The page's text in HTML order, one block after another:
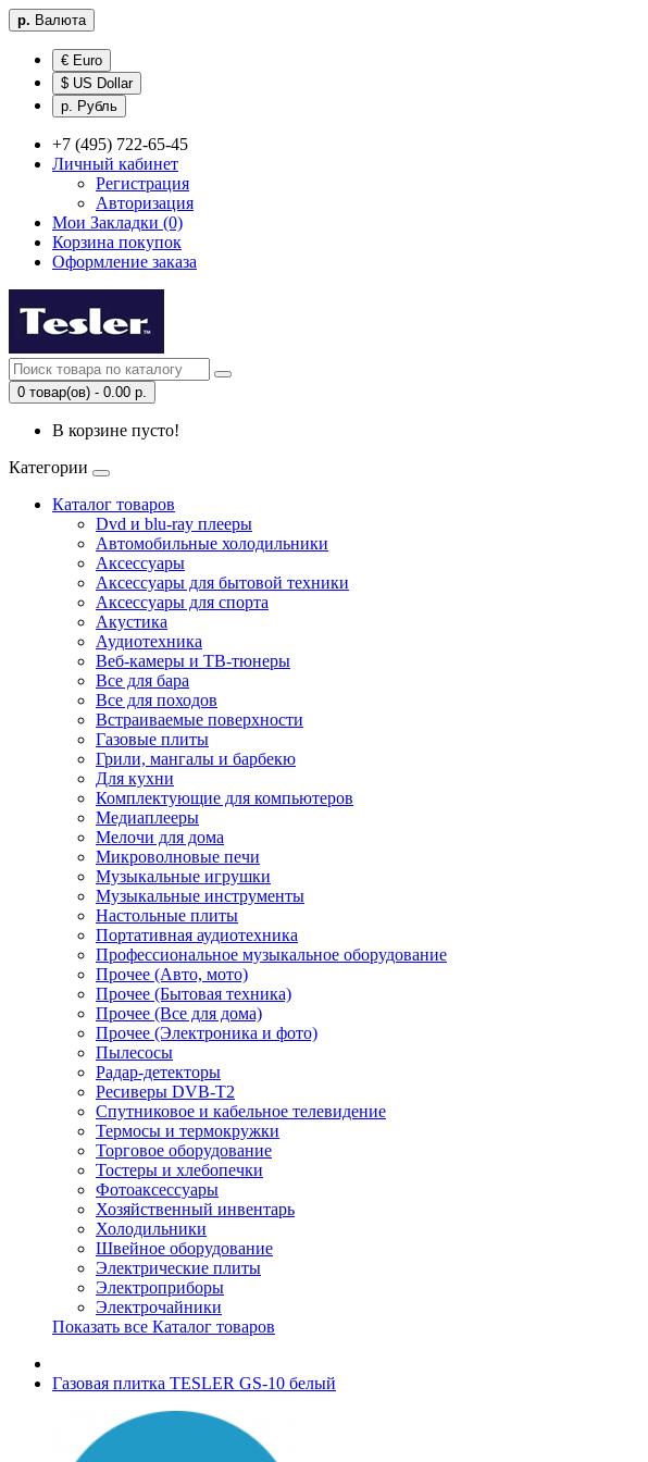
р. Валюта
€ Euro
$ US Dollar
р. Рубль
+7 (495) 722-65-45
Личный кабинет
Регистрация
Авторизация
Мои Закладки (0)
Корзина покупок
Оформление заказа
0 товар(ов) - 0.00 р.
В корзине пусто!
Категории
Каталог товаров
Dvd и blu-ray плееры
Автомобильные холодильники
Аксессуары
Аксессуары для бытовой техники
Аксессуары для спорта
Акустика
Аудиотехника
Веб-камеры и ТВ-тюнеры
Все для бара
Все для походов
Встраиваемые поверхности
Газовые плиты
Грили, мангалы и барбекю
Для кухни
Комплектующие для компьютеров
Медиаплееры
Мелочи для дома
Микроволновые печи
Музыкальные игрушки
Музыкальные инструменты
Настольные плиты
Портативная аудиотехника
Профессиональное музыкальное оборудование
Прочее (Авто, мото)
Прочее (Бытовая техника)
Прочее (Все для дома)
Прочее (Электроника и фото)
Пылесосы
Радар-детекторы
Ресиверы DVB-T2
Спутниковое и кабельное телевидение
Термосы и термокружки
Торговое оборудование
Тостеры и хлебопечки
Фотоаксессуары
Хозяйственный инвентарь
Холодильники
Швейное оборудование
Электрические плиты
Электроприборы
Электрочайники
Показать все Каталог товаров
Газовая плитка TESLER GS-10 белый